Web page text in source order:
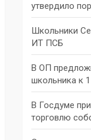
утвердило
Школьники
ИТ ПСБ
В ОП
школьника к
В Госдуме
торговлю